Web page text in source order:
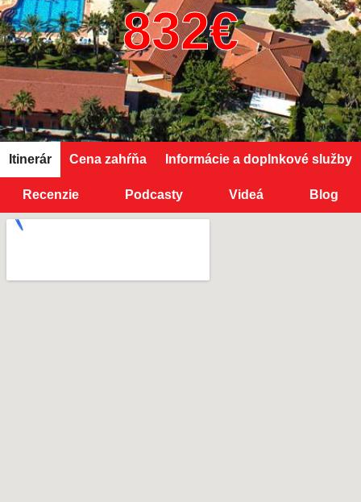
Itinerár Cena zahŕňa Informácie a doplnkové služby
Recenzie Podcasty Videá Blog